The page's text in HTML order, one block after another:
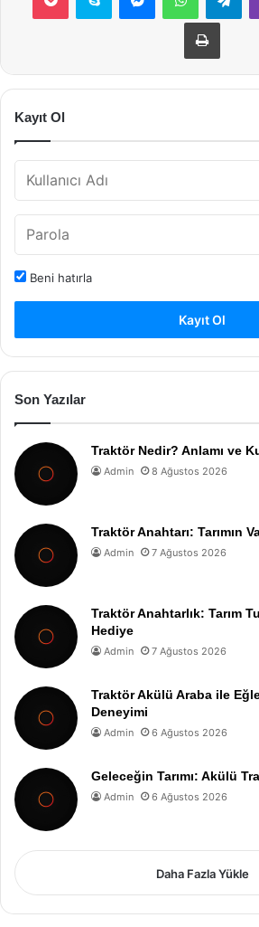
Yazdır
Kayıt Ol
Beni hatırla
Kayıt Ol
Son Yazılar
Traktör Nedir? Anlamı ve
Admin 8 Ağustos 2026
Traktör Anahtarı: Tarımın
Admin 7 Ağustos 2026
Traktör Anahtarlık: Tarım
Hediye
Admin 7 Ağustos 2026
Traktör Akülü Araba ile
Deneyimi
Admin 6 Ağustos 2026
Geleceğin Tarımı: Akülü
Admin 6 Ağustos 2026
Daha Fazla Yükle